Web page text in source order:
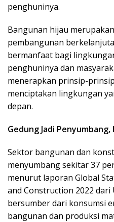
penghuninya.
Bangunan hijau
pembangunan
bermanfaat bagi
penghuninya dan
menerapkan prinsip-
menciptakan lingkungan
depan.
Gedung Jadi Penyumbang,
Sektor bangunan dan
menyumbang sekitar 37
menurut laporan Global
and Construction 2022 dari
bersumber dari konsumsi
bangunan dan produksi